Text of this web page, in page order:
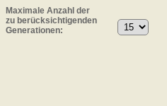
Maximale Anzahl der
zu berücksichtigenden
Generationen: